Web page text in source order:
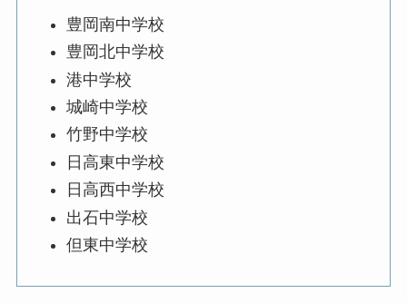
豊岡南中学校
豊岡北中学校
港中学校
城崎中学校
竹野中学校
日高東中学校
日高西中学校
出石中学校
但東中学校